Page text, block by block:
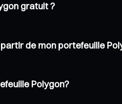
gratuit ?
de mon portefeuille
Polygon?